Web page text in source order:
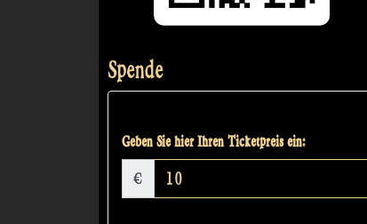
Spende
Geben Sie hier Ihren Ticketpreis ein:
€